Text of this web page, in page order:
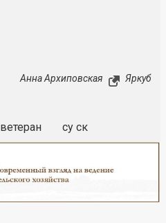
Анна Архиповская Яркуб
ветеран су ск